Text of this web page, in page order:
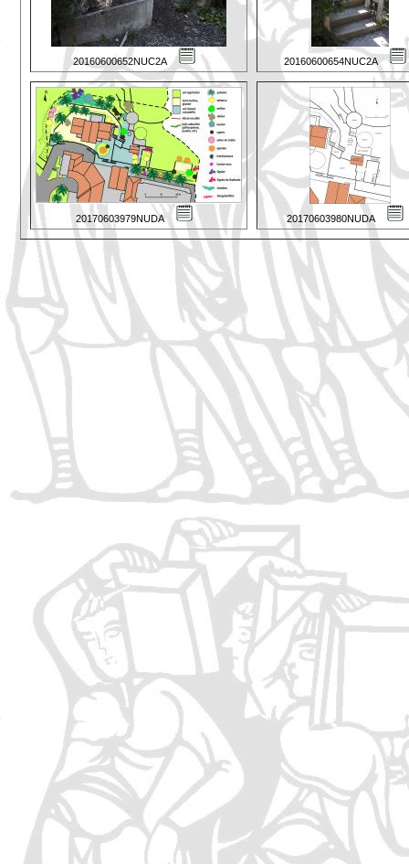
20160600652NUC2A 20160600654NUC2A
20170603979NUDA 20170603980NUDA